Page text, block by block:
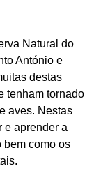
Natural do
António e
destas
tenham tornado
aves. Nestas
e aprender a
bem como os